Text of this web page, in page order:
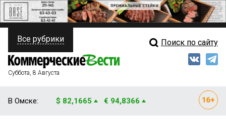
ПОЛИТИКА
ФИНАНСЫ
Свежий выпуск
Все рубрики Поиск по сайту
Суббота, 8 Августа
В Омске: $ 82,1665 € 94,8366